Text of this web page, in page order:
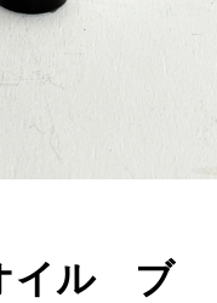
イル ブ